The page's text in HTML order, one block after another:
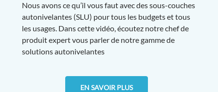
Nous avons ce qu’il vous faut avec des sous-couches
autonivelantes (SLU) pour tous les budgets et tous
les usages. Dans cette vidéo, écoutez notre chef de
produit expert vous parler de notre gamme de
solutions autonivelantes
EN SAVOIR PLUS